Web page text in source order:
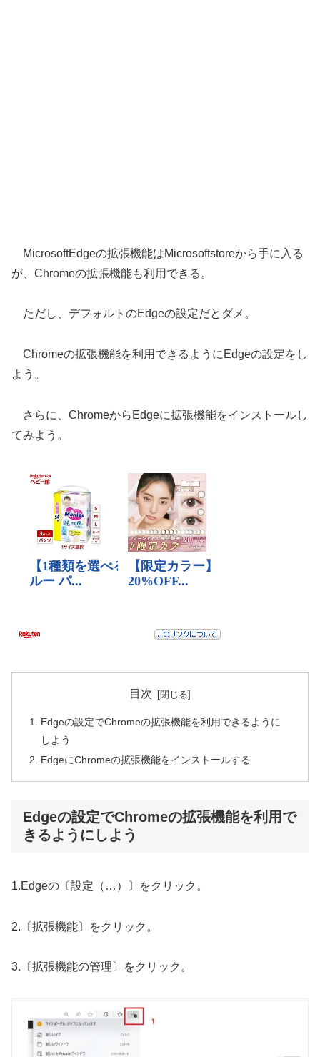
MicrosoftEdgeの拡張機能はMicrosoftstoreから手に入る
が、Chromeの拡張機能も利用できる。
ただし、デフォルトのEdgeの設定だとダメ。
Chromeの拡張機能を利用できるようにEdgeの設定をし
よう。
さらに、ChromeからEdgeに拡張機能をインストールし
てみよう。
目次
Edgeの設定でChromeの拡張機能を利用できるように
しよう
EdgeにChromeの拡張機能をインストールする
Edgeの設定でChromeの拡張機能を利用で
きるようにしよう
1.Edgeの〔設定（…）〕をクリック。
2.〔拡張機能〕をクリック。
3.〔拡張機能の管理〕をクリック。